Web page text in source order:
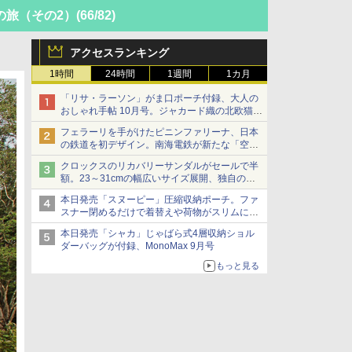
（その2） (66/82)
アクセスランキング
1時間 24時間 1週間 1カ月
「リサ・ラーソン」がま口ポーチ付録、大人の
おしゃれ手帖 10月号。ジャカード織の北欧猫デ
ザイン
フェラーリを手がけたピニンファリーナ、日本
の鉄道を初デザイン。南海電鉄が新たな「空港
特急」をなにわ筋線へ導入
クロックスのリカバリーサンダルがセールで半
額。23～31cmの幅広いサイズ展開、独自のク
ッション素材を採用
本日発売「スヌーピー」圧縮収納ポーチ。ファ
スナー閉めるだけで着替えや荷物がスリムにま
とまる
本日発売「シャカ」じゃばら式4層収納ショル
ダーバッグが付録、MonoMax 9月号
もっと見る